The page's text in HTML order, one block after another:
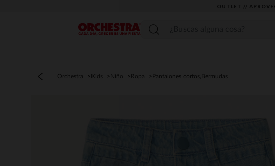
OUTLET //
Menú
Orchestra Kids Niño Ropa Pantalones cortos,Bermudas